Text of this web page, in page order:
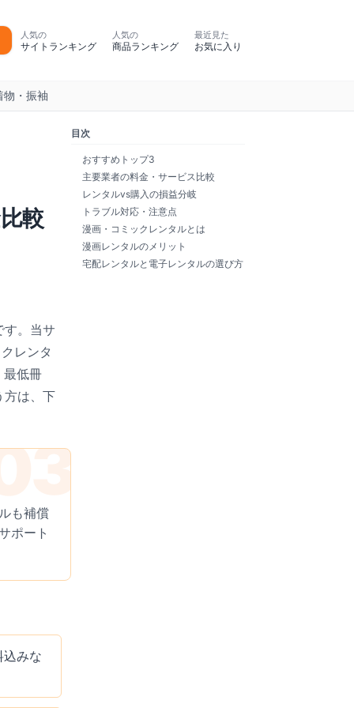
人気の
サイトランキング
人気の
商品ランキング
最近見た
お気に入り
物・振袖
較
。当サ
レンタ
最低冊
方は、下
も補償
ポート
込みな
目次
おすすめトップ3
主要業者の料金・サービス比較
レンタルvs購入の損益分岐
トラブル対応・注意点
漫画・コミックレンタルとは
漫画レンタルのメリット
宅配レンタルと電子レンタルの選び方